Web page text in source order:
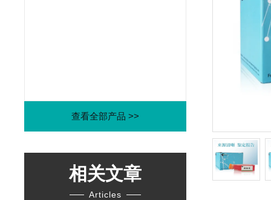
查看全部产品 >>
相关文章
Articles